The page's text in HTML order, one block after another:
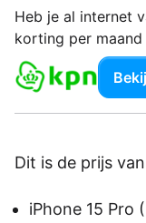
Heb je al internet
korting per
Dit is de prijs
iPhone 15 Pro